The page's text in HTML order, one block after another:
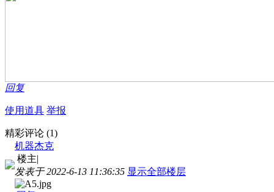
回复
使用道具 举报
精彩评论 (1)
机器杰克
楼主|
发表于 2022-6-13 11:36:35 显示全部楼层